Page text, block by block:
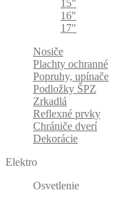
15"
16"
17"
Nosiče
Plachty ochranné
Popruhy, upínače
Podložky ŠPZ
Zrkadlá
Reflexné prvky
Chrániče dverí
Dekorácie
Elektro
Osvetlenie